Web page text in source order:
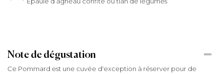
Note de dégustation
Ce Pommard est une cuvée d'exception à réserver pour de